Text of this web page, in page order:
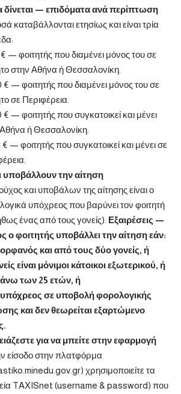
δίνεται — επιδόματα ανά περίπτωση
καταβάλλονται ετησίως και είναι τρία
— φοιτητής που διαμένει μόνος του σε
στην Αθήνα ή Θεσσαλονίκη.
€ — φοιτητής που διαμένει μόνος του σε
σε Περιφέρεια.
— φοιτητής που συγκατοικεί και μένει
ή Θεσσαλονίκη.
— φοιτητής που συγκατοικεί και μένει σε
υποβάλλουν την αίτηση
και υποβάλων της αίτησης είναι ο
υπόχρεος που βαρύνει τον φοιτητή
ένας από τους γονείς). Εξαιρέσεις —
ο φοιτητής υποβάλλει την αίτηση εάν:
ορφανός και από τους δύο γονείς, ή
είναι μόνιμοι κάτοικοι εξωτερικού, ή
άνω των 25 ετών, ή
υπόχρεος σε υποβολή φορολογικής
και δεν θεωρείται εξαρτώμενο
για να μπείτε στην εφαρμογή
είσοδο στην πλατφόρμα
χρησιμοποιείτε τα
TAXISnet (username & password) που